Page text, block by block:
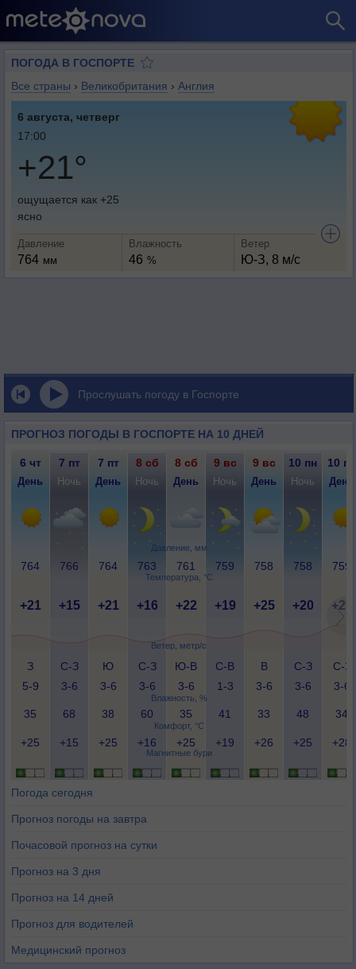
ПОГОДА В ГОСПОРТЕ
Все страны › Великобритания › Англия
6 августа, четверг
17:00
+21°
ощущается как +25
ясно
Давление
764 мм
Влажность
46 %
Ветер
Ю-З, 8 м/с
Прослушать погоду в Госпорте
ПРОГНОЗ ПОГОДЫ В ГОСПОРТЕ НА 10 ДНЕЙ
Давление, мм
Температура, °C
Ветер, метр/с
Влажность, %
Комфорт, °C
Магнитные бури
6 чт 7 пт 7 пт 8 сб 8 сб 9 вс 9 вс 10 пн 10 пн
День Ночь День Ночь День Ночь День Ночь День
764 766 764 763 761 759 758 758 759
+21 +15 +21 +16 +22 +19 +25 +20 +29
З
5-9
С-З
3-6
Ю
3-6
С-З
3-6
Ю-В
3-6
С-В
1-3
В
3-6
С-З
3-6
С-З
3-6
35 68 38 60 35 41 33 48 34
+25 +15 +25 +16 +25 +19 +26 +25 +28
Погода сегодня
Прогноз погоды на завтра
Почасовой прогноз на сутки
Прогноз на 3 дня
Прогноз на 14 дней
Прогноз для водителей
Медицинский прогноз